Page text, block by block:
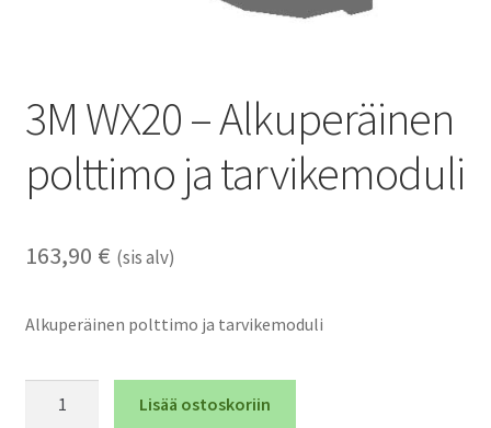
3M WX20 – Alkuperäinen
polttimo ja tarvikemoduli
163,90 € (sis alv)
Alkuperäinen polttimo ja tarvikemoduli
Lisää ostoskoriin